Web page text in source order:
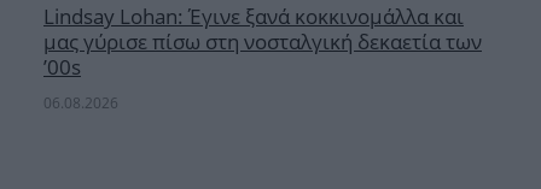
Lindsay Lohan: Έγινε ξανά κοκκινομάλλα και
μας γύρισε πίσω στη νοσταλγική δεκαετία των
’00s
06.08.2026